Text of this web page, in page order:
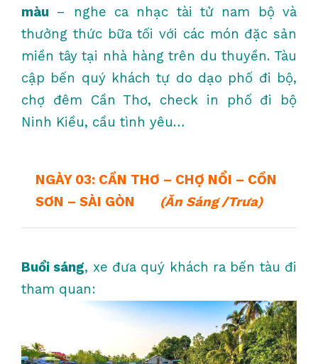
màu – nghe ca nhạc tài tử nam bộ và
thưởng thức bữa tối với các món đặc sản
miền tây tại nhà hàng trên du thuyền. Tàu
cập bến quý khách tự do dạo phố đi bộ,
chợ đêm Cần Thơ, check in phố đi bộ
Ninh Kiều, cầu tình yêu…
NGÀY 03: CẦN THƠ – CHỢ NỔI – CỒN
SƠN – SÀI GÒN (Ăn Sáng /Trưa)
Buổi sáng, xe đưa quý khách ra bến tàu đi
tham quan: